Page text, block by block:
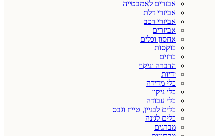
אבזרים לאמבטייה
אביזרי דלת
אביזרי רכב
אביזרים
אחסון וכלים
בוקסות
ברזים
הדברה וניקוי
ידיות
כלי מדידה
כלי ניקוי
כלי עבודה
כלים לבניין, טייח וגבס
כלים לגינה
מברגים